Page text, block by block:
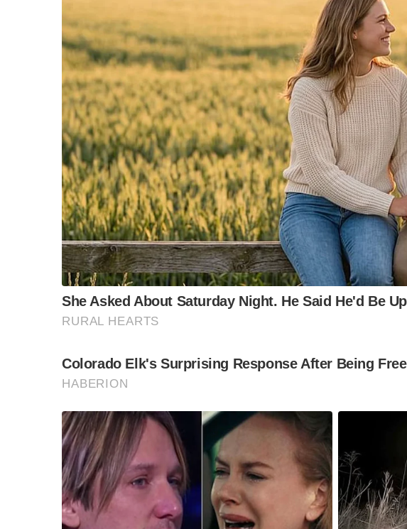
“วันวิชิต” ชี้ระบบเลือก สว. เปิดช่อง
ล็อบบี้ทุกกลุ่ม ส่วนปมฮั้วต้องมีหลัก
ฐานเส้นเงิน ล็อกโหวต กำหนดผล ชี้
ข้อสันนิษฐาน สร้างกระแส แต่ไร้